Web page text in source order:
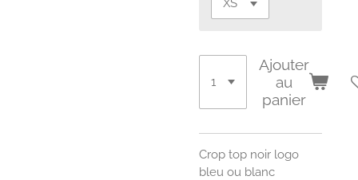
Ajouter
au
panier
Crop top noir logo
bleu ou blanc